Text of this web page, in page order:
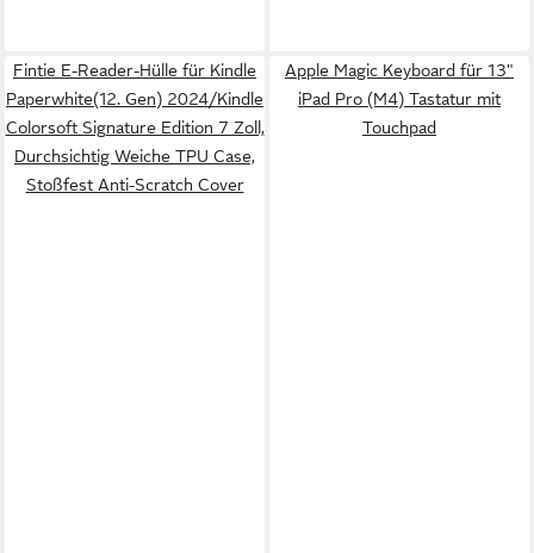
Fintie E-Reader-Hülle für Kindle
Paperwhite(12. Gen) 2024/Kindle
Colorsoft Signature Edition 7 Zoll,
Durchsichtig Weiche TPU Case,
Stoßfest Anti-Scratch Cover
Apple Magic Keyboard für 13"
iPad Pro (M4) Tastatur mit
Touchpad